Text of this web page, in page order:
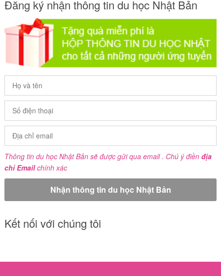
Đăng ký nhận thông tin du học Nhật Bản
Thông tin du học Nhật Bản sẽ được gửi qua email . Chú ý điền địa
chỉ Emailchính xác
Kết nối với chúng tôi